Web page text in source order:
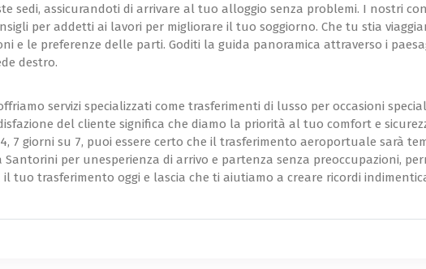
sedi, assicurandoti di arrivare al tuo alloggio senza problemi. I nostri
per addetti ai lavori per migliorare il tuo soggiorno. Che tu stia
e le preferenze delle parti. Goditi la guida panoramica attraverso i
destro.
servizi specializzati come trasferimenti di lusso per occasioni
del cliente significa che diamo la priorità al tuo comfort e
7 giorni su 7, puoi essere certo che il trasferimento aeroportuale sarà
per unesperienza di arrivo e partenza senza preoccupazioni,
tuo trasferimento oggi e lascia che ti aiutiamo a creare ricordi